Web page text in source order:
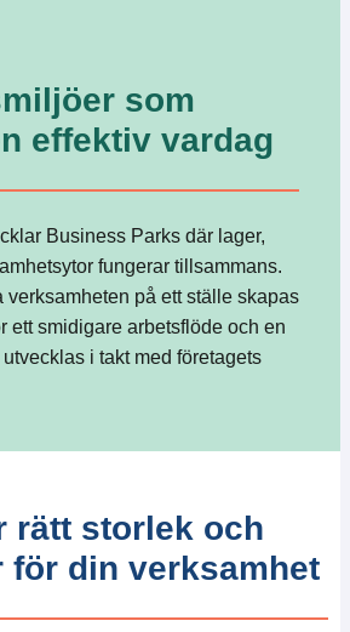
som
effektiv vardag
Business Parks där lager,
fungerar tillsammans.
verksamheten på ett ställe skapas
ett smidigare arbetsflöde och en
i takt med företagets
rätt storlek och
för din verksamhet